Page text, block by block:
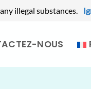
illegal substances.
NOUS